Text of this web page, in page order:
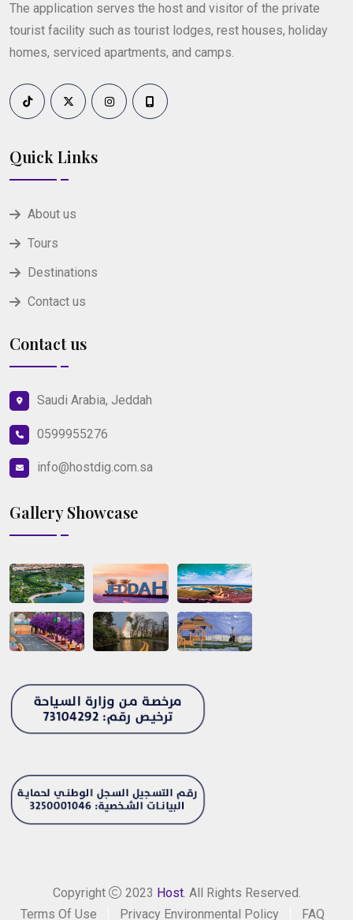
The application serves the host and visitor of the private
tourist facility such as tourist lodges, rest houses, holiday
homes, serviced apartments, and camps.
Quick Links
About us
Tours
Destinations
Contact us
Contact us
Saudi Arabia, Jeddah
0599955276
info@hostdig.com.sa
Gallery Showcase
Copyright 2023 Host. All Rights Reserved.
Terms Of Use
Privacy Environmental Policy FAQ